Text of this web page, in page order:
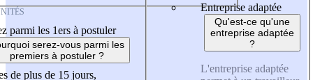
parmi les 1ers à postuler
serez-vous parmi les
premiers à postuler ?
de plus de 15 jours,
Entreprise adaptée
Qu'est-ce qu'une
entreprise adaptée
?
L'entreprise adaptée